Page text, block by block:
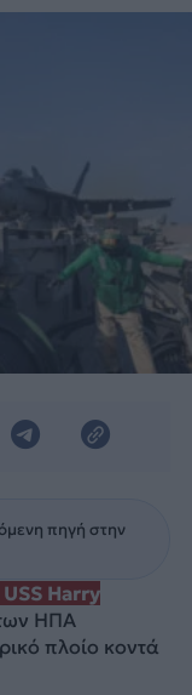
πηγή στην
USS Harry
ΗΠΑ
πλοίο κοντά